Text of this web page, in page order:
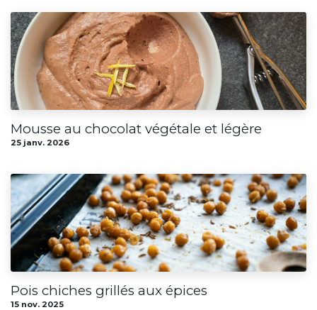
Mousse au chocolat végétale et légère
25 janv. 2026
Pois chiches grillés aux épices
15 nov. 2025